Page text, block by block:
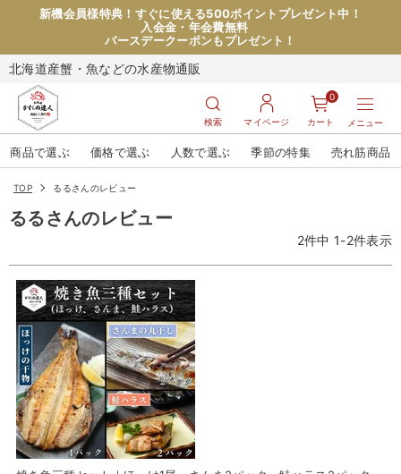
新機会員様特典！すぐに使える500ポイントプレゼント中！
入会金・年会費無料
バースデークーポンもプレゼント！
北海道産蟹・魚などの水産物通販
検索 マイページ カート
0
メニュー
商品で選ぶ 価格で選ぶ 人数で選ぶ 季節の特集 売れ筋商品
TOP るるさんのレビュー
るるさんのレビュー
2件中 1-2件表示